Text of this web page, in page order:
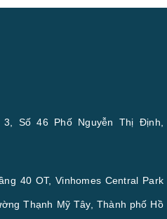
Số 46 Phố Nguyễn Thị Định,
40 OT, Vinhomes Central Park
Thạnh Mỹ Tây, Thành phố Hồ